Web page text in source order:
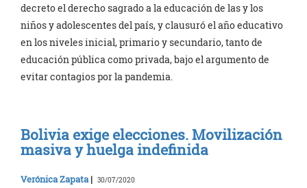
decreto el derecho sagrado a la educación de las y los
niños y adolescentes del país, y clausuró el año educativo
en los niveles inicial, primario y secundario, tanto de
educación pública como privada, bajo el argumento de
evitar contagios por la pandemia.
Bolivia exige elecciones. Movilización
masiva y huelga indefinida
Verónica Zapata | 30/07/2020